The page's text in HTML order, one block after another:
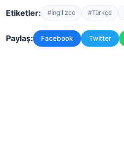
Etiketler: #İngilizce #Türkçe
Paylaş: Facebook Twitter